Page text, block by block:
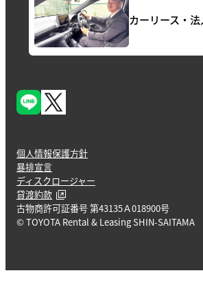
カーリース・
個人情報保護方針
暴排宣言
ディスクロージャー
貸渡約款
古物商許可証番号 第43135Ａ018900号
© TOYOTA Rental & Leasing SHIN-SAITAMA